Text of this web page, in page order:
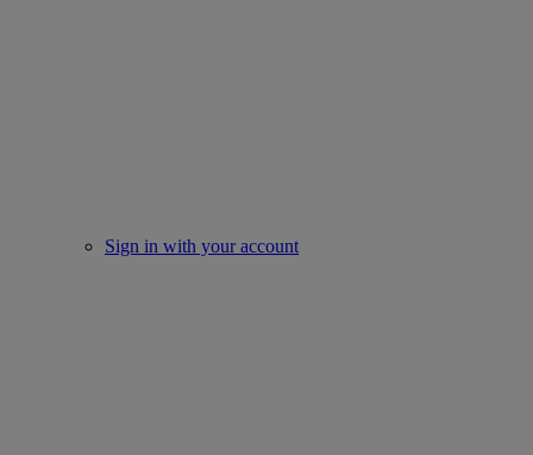
Sign in with your account